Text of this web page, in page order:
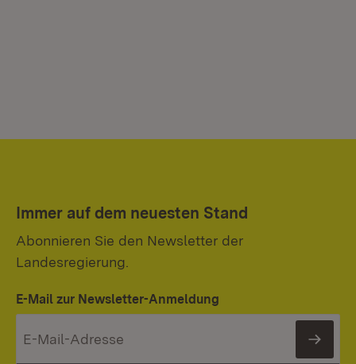
Immer auf dem neuesten Stand
Abonnieren Sie den Newsletter der
Landesregierung.
E-Mail zur Newsletter-Anmeldung